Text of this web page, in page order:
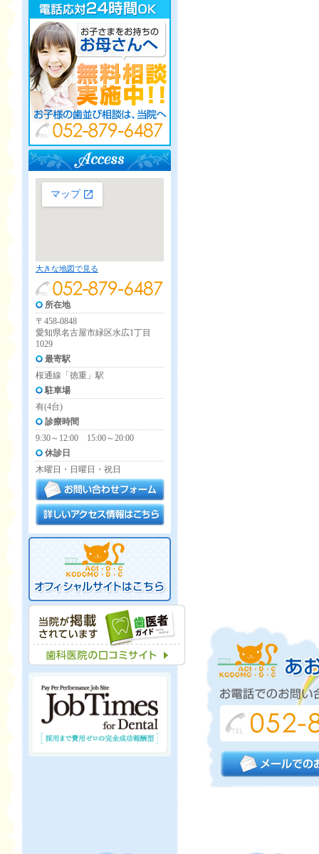
大きな地図で見る
所在地
〒458-0848
愛知県名古屋市緑区水広1丁目
1029
最寄駅
桜通線「徳重」駅
駐車場
有(4台)
診療時間
9:30～12:00 15:00～20:00
休診日
木曜日・日曜日・祝日